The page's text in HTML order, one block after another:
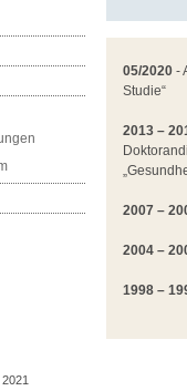
05/2020 -
Studie“
2013 –
2007 –
2004 –
1998 –